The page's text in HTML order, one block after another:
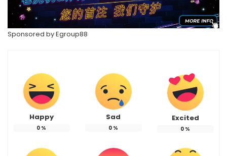
Sponsored byEgroup88
Happy
0 %
Sad
0 %
Excited
0 %